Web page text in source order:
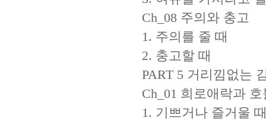
Ch_08 주의와 충고
1. 주의를 줄 때
2. 충고할 때
PART 5 거리낌없는
Ch_01 희로애락과
1. 기쁘거나 즐거울